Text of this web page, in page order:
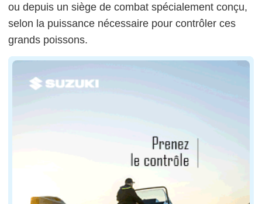
ou depuis un siège de combat spécialement conçu,
selon la puissance nécessaire pour contrôler ces
grands poissons.